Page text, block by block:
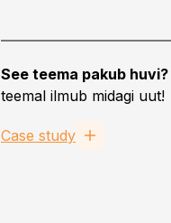
See teema pakub huvi?
teemal ilmub midagi uut!
Case study